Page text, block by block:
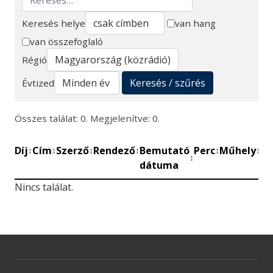
Keresés
Keresés helye
van hang
van összefoglaló
Régió
Évtized
Keresés / szűrés
Összes találat: 0. Megjelenítve: 0.
Díj↕Cím↕Szerző↕Rendező↕Bemutató
dátuma
↕
Perc↕Műhely↕
Nincs találat.